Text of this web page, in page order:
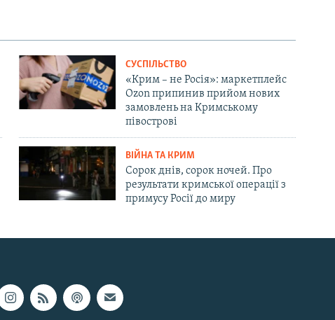
СУСПІЛЬСТВО
«Крим – не Росія»: маркетплейс
Ozon припинив прийом нових
замовлень на Кримському
півострові
ВІЙНА ТА КРИМ
Сорок днів, сорок ночей. Про
результати кримської операції з
примусу Росії до миру